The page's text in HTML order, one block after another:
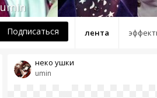
лента
umin
Подписаться
umin
неко ушки